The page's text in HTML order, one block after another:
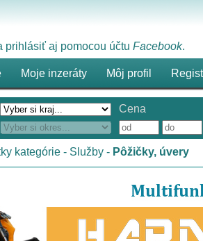
prihlásiť aj pomocou účtu Facebook.
Moje inzeráty Môj profil
Cena
kategórie- Služby- Pôžičky, úvery